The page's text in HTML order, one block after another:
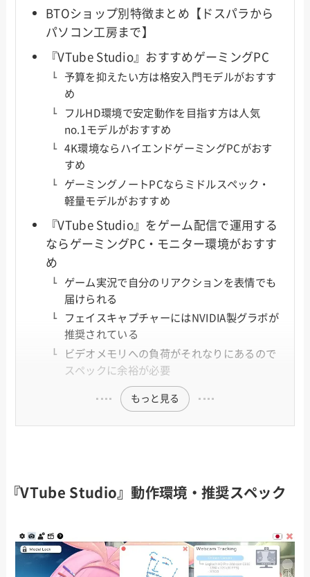
BTOショップ別特徴まとめ【ドスパラから
パソコン工房まで】
『VTube Studio』おすすめゲーミングPC
予算を抑えたい方は格安入門モデルがおすす
め
フルHD環境で安定動作を目指す方は人気
no.1モデルがおすすめ
4K環境ならハイエンドゲーミングPCがおす
すめ
ゲーミングノートPCならミドルスペック・
軽量モデルがおすすめ
『VTube Studio』をゲーム配信で運用する
ならゲーミングPC・モニター環境がおすす
め
ゲーム実況で自分のリアクションを表情でも
届けられる
フェイスキャプチャーにはNVIDIA製グラボが
推奨されている
ビデオメモリへの負荷がそれなりにあるので
スペックに余裕が必要
もっと見る
『VTube Studio』動作環境・推奨スペック